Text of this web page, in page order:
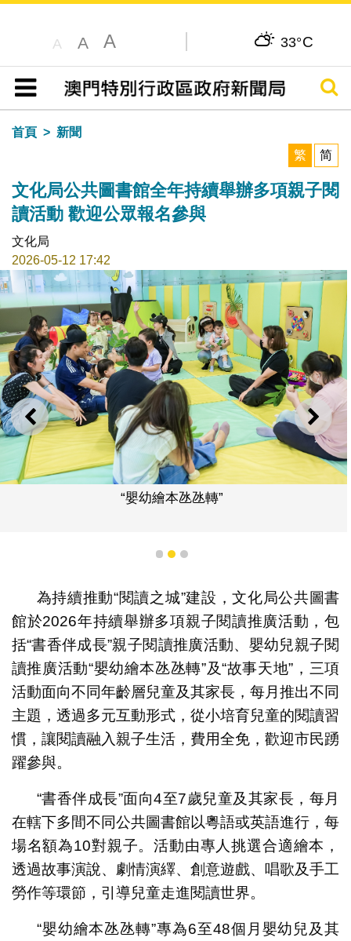
A A A 33°C
目錄
搜尋
首頁
新聞
繁
简
文化局公共圖書館全年持續舉辦多項親子閱
讀活動 歡迎公眾報名參與
文化局
2026-05-12 17:42
上一則 下一
“嬰幼繪本氹氹轉”
1 2 3
為持續推動“閱讀之城”建設，文化局公共圖書
館於2026年持續舉辦多項親子閱讀推廣活動，包
括“書香伴成長”親子閱讀推廣活動、嬰幼兒親子閱
讀推廣活動“嬰幼繪本氹氹轉”及“故事天地”，三項
活動面向不同年齡層兒童及其家長，每月推出不同
主題，透過多元互動形式，從小培育兒童的閱讀習
慣，讓閱讀融入親子生活，費用全免，歡迎市民踴
躍參與。
“書香伴成長”面向4至7歲兒童及其家長，每月
在轄下多間不同公共圖書館以粵語或英語進行，每
場名額為10對親子。活動由專人挑選合適繪本，
透過故事演說、劇情演繹、創意遊戲、唱歌及手工
勞作等環節，引導兒童走進閱讀世界。
“嬰幼繪本氹氹轉”專為6至48個月嬰幼兒及其